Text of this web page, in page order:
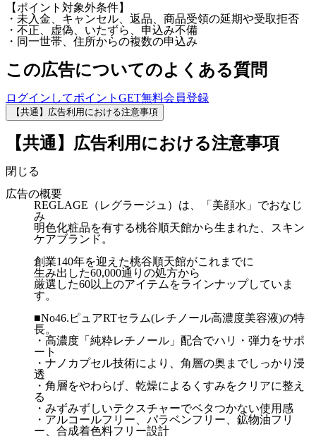
【ポイント対象外条件】
・未入金、キャンセル、返品、商品受領の延期や受取拒否
・不正、虚偽、いたずら、申込み不備
・同一世帯、住所からの複数の申込み
この広告についてのよくある質問
ログインしてポイントGET無料会員登録
【共通】広告利用における注意事項
【共通】広告利用における注意事項
閉じる
広告の概要
REGLAGE（レグラージュ）は、「美顔水」でおなじ
み
明色化粧品を有する桃谷順天館から生まれた、スキン
ケアブランド。
創業140年を迎えた桃谷順天館がこれまでに
生み出した60,000通りの処方から
厳選した60以上のアイテムをラインナップしていま
す。
■No46.ピュアRTセラム(レチノール高濃度美容液)の特
長。
・高濃度「純粋レチノール」配合でハリ・弾力をサポ
ート
・ナノカプセル技術により、角層の奥までしっかり浸
透
・角層をやわらげ、乾燥によるくすみをクリアに整え
る
・みずみずしいテクスチャーでベタつかない使用感
・アルコールフリー、パラベンフリー、鉱物油フリ
ー、合成着色料フリー設計